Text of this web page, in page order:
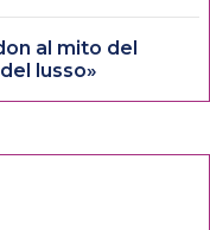
al mito del
lusso»